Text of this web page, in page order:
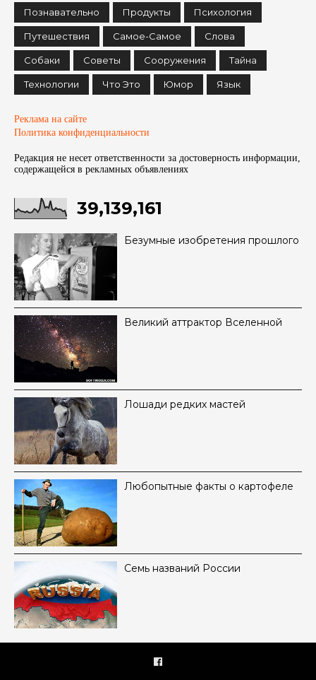
Познавательно Продукты Психология
Путешествия Самое-Самое Слова
Собаки Советы Сооружения Тайна
Технологии Что Это Юмор Язык
Реклама на сайте
Политика конфиденциальности
Редакция не несет ответственности за достоверность информации,
содержащейся в рекламных объявленияx
39,139,161
Безумные изобретения прошлого
Великий аттрактор Вселенной
Лошади редких мастей
Любопытные факты о картофеле
Семь названий России